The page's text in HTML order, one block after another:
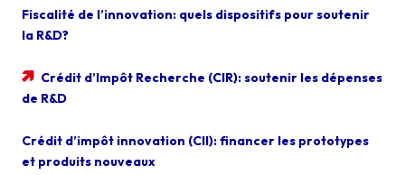
Fiscalité de l’innovation: quels dispositifs pour soutenir
la R&D?
Crédit d’Impôt Recherche (CIR): soutenir les dépenses
de R&D
Crédit d’impôt innovation (CII): financer les prototypes
et produits nouveaux